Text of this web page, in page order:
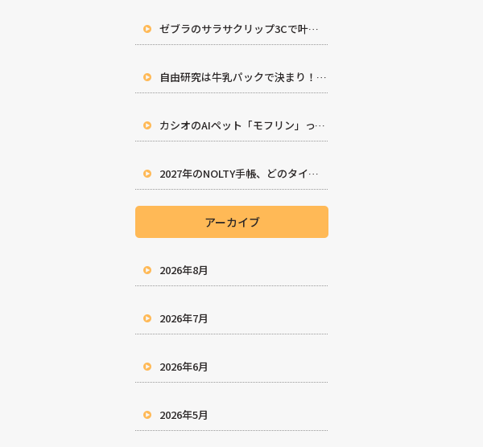
ゼブラのサラサクリップ3Cで叶えるレトロ・シックな手帳時間
自由研究は牛乳パックで決まり！親子で楽しむ工作アイデア10選
カシオのAIペット「モフリン」ってどんな子？徹底解説！
2027年のNOLTY手帳、どのタイプを選ぶ？完全ガイド
アーカイブ
2026年8月
2026年7月
2026年6月
2026年5月